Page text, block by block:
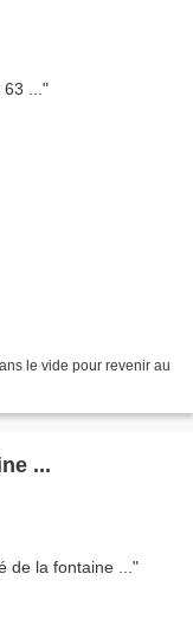
le vide pour revenir au
...